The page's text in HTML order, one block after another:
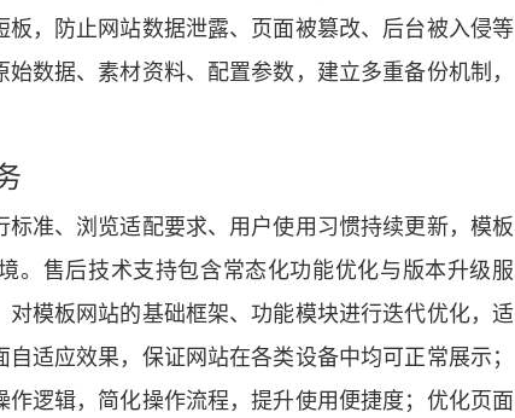
，防止网站数据泄露、页面被篡改、后台被入侵等
数据、素材资料、配置参数，建立多重备份机制，
准、浏览适配要求、用户使用习惯持续更新，模板
。售后技术支持包含常态化功能优化与版本升级服
模板网站的基础框架、功能模块进行迭代优化，适
适应效果，保证网站在各类设备中均可正常展示；
逻辑，简化操作流程，提升使用便捷度；优化页面